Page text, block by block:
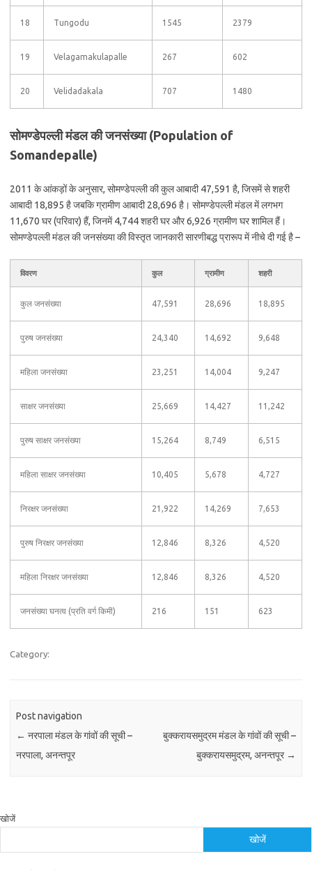
18 Tungodu 1545 2379
19 Velagamakulapalle 267 602
20 Velidadakala 707 1480
सोमण्डेपल्ली मंडल की जनसंख्या (Population of
Somandepalle)
2011 के आंकड़ों के अनुसार, सोमण्डेपल्ली की कुल आबादी 47,591 है, जिसमें से शहरी
आबादी 18,895 है जबकि ग्रामीण आबादी 28,696 है। सोमण्डेपल्ली मंडल में लगभग
11,670 घर (परिवार) हैं, जिनमें 4,744 शहरी घर और 6,926 ग्रामीण घर शामिल हैं।
सोमण्डेपल्ली मंडल की जनसंख्या की विस्तृत जानकारी सारणीबद्ध प्रारूप में नीचे दी गई है –
विवरण कुल ग्रामीण शहरी
कुल जनसंख्या 47,591 28,696 18,895
पुरुष जनसंख्या 24,340 14,692 9,648
महिला जनसंख्या 23,251 14,004 9,247
साक्षर जनसंख्या 25,669 14,427 11,242
पुरुष साक्षर जनसंख्या 15,264 8,749 6,515
महिला साक्षर जनसंख्या 10,405 5,678 4,727
निरक्षर जनसंख्या 21,922 14,269 7,653
पुरुष निरक्षर जनसंख्या 12,846 8,326 4,520
महिला निरक्षर जनसंख्या 12,846 8,326 4,520
जनसंख्या घनत्व (प्रति वर्ग किमी) 216 151 623
Category:
Post navigation
← नरपाला मंडल के गांवों की सूची –
नरपाला, अनन्तपूर
बुक्करायसमुद्रम मंडल के गांवों की सूची –
बुक्करायसमुद्रम, अनन्तपूर →
खोजें
खोजें